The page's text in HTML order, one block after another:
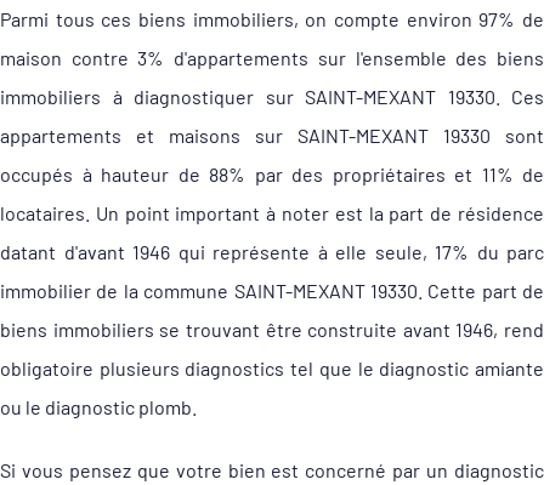
Parmi tous ces biens immobiliers, on compte environ 97% de
maison contre 3% d'appartements sur l'ensemble des biens
immobiliers à diagnostiquer sur SAINT-MEXANT 19330. Ces
appartements et maisons sur SAINT-MEXANT 19330 sont
occupés à hauteur de 88% par des propriétaires et 11% de
locataires. Un point important à noter est la part de résidence
datant d'avant 1946 qui représente à elle seule, 17% du parc
immobilier de la commune SAINT-MEXANT 19330. Cette part de
biens immobiliers se trouvant être construite avant 1946, rend
obligatoire plusieurs diagnostics tel que le diagnostic amiante
ou le diagnostic plomb.
Si vous pensez que votre bien est concerné par un diagnostic